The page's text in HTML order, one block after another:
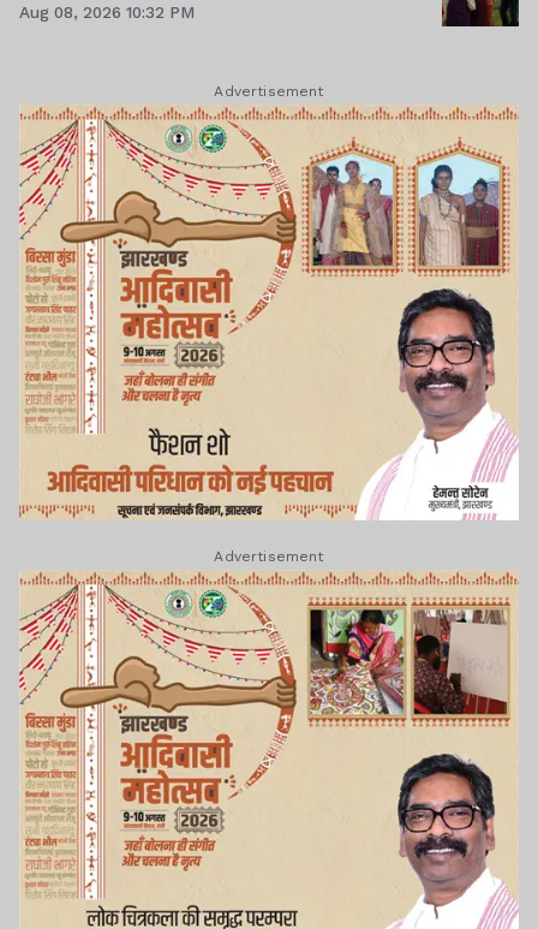
Aug 08, 2026 10:32 PM
Advertisement
Advertisement